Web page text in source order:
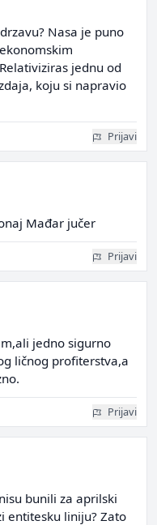
Nasa je puno
jednu od
koju si napravio
Prijavi
Mađar jučer
Prijavi
jedno sigurno
ličnog profiterstva,a
Prijavi
bunili za aprilski
entitesku liniju? Zato